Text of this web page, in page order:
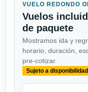
VUELO REDONDO
Vuelos
de paquete
Mostramos ida y
horario, duración,
pre-cotizar.
Sujeto a